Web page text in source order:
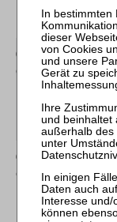
[§
01.07.2027
Online
[§
[§ 5
09.11.2027
Online
[§